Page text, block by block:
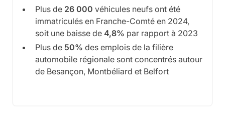
Plus de 26 000 véhicules neufs ont été
immatriculés en Franche-Comté en 2024,
soit une baisse de 4,8% par rapport à 2023
Plus de 50% des emplois de la filière
automobile régionale sont concentrés autour
de Besançon, Montbéliard et Belfort